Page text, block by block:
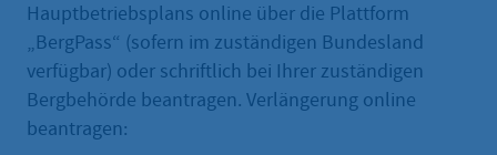
Hauptbetriebsplans online über die Plattform
„BergPass“ (sofern im zuständigen Bundesland
verfügbar) oder schriftlich bei Ihrer zuständigen
Bergbehörde beantragen. Verlängerung online
beantragen: